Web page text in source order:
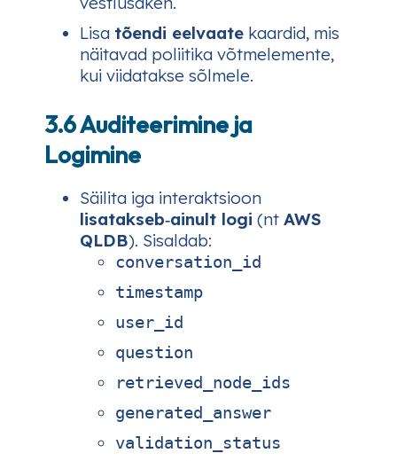
Lisa tõendi eelvaate kaardid, mis
näitavad poliitika võtmelemente,
kui viidatakse sõlmele.
3.6 Auditeerimine ja
Logimine
Säilita iga interaktsioon
lisatakseb‑ainult logi (nt AWS
QLDB). Sisaldab:
conversation_id
timestamp
user_id
question
retrieved_node_ids
generated_answer
validation_status